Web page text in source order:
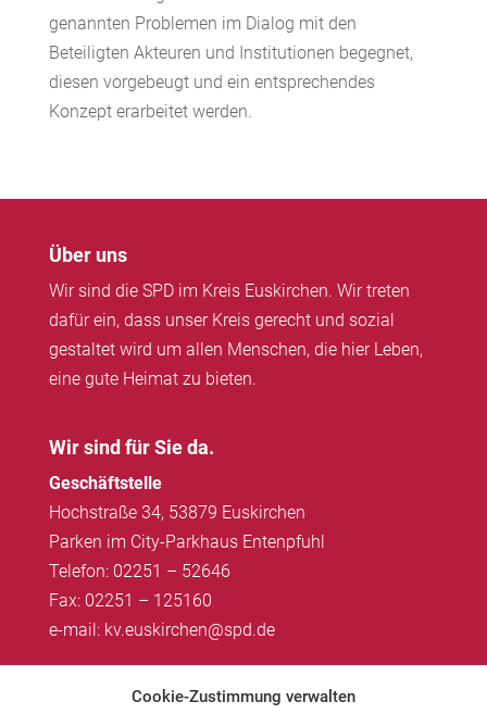
Cookie-Zustimmung verwalten
genannten Problemen im Dialog mit den
Beteiligten Akteuren und Institutionen begegnet,
diesen vorgebeugt und ein entsprechendes
Konzept erarbeitet werden.
Über uns
Wir sind die SPD im Kreis Euskirchen. Wir treten
dafür ein, dass unser Kreis gerecht und sozial
gestaltet wird um allen Menschen, die hier Leben,
eine gute Heimat zu bieten.
Wir sind für Sie da.
Geschäftstelle
Hochstraße 34, 53879 Euskirchen
Parken im City-Parkhaus Entenpfuhl
Telefon: 02251 – 52646
Fax: 02251 – 125160
e-mail: kv.euskirchen@spd.de